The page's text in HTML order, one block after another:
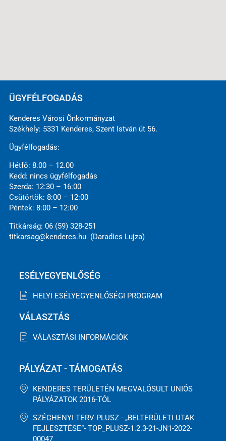
ÜGYFÉLFOGADÁS
Kenderes Városi Önkormányzat
Székhely: 5331 Kenderes, Szent István út 56.
Ügyfélfogadás:
Hétfő: 8.00 – 12.00
Kedd: nincs ügyfélfogadás
Szerda: 12:30 – 16:00
Csütörtök: 8:00 – 12:00
Péntek: 8:00 – 12:00
Titkárság: 06 (59) 328-251
titkarsag@kenderes.hu (Daradics Lujza)
ESÉLYEGYENLŐSÉG
HELYI ESÉLYEGYENLŐSÉGI PROGRAM
VÁLASZTÁS
VÁLASZTÁSI INFORMÁCIÓK
PÁLYÁZAT - TÁMOGATÁS
KENDERES TERÜLETÉN MEGVALÓSULT UNIÓS
PÁLYÁZATOK 2016-TÓL
SZÉCHENYI TERV PLUSZ - „BELTERÜLETI UTAK
FEJLESZTÉSE”- TOP_PLUSZ-1.2.3-21-JN1-2022-